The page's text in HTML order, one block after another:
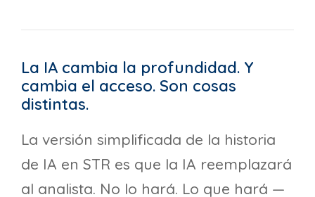
La IA cambia la profundidad. Y
cambia el acceso. Son cosas
distintas.
La versión simplificada de la historia
de IA en STR es que la IA reemplazará
al analista. No lo hará. Lo que hará —